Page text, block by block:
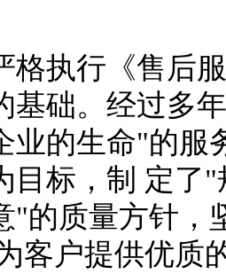
行《售后服
基础。经过多
业的生命"的服
目标，制 定了
"的质量方针，
客户提供优质